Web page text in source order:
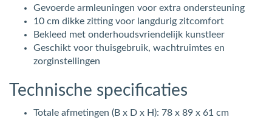
Gevoerde armleuningen voor extra ondersteuning
10 cm dikke zitting voor langdurig zitcomfort
Bekleed met onderhoudsvriendelijk kunstleer
Geschikt voor thuisgebruik, wachtruimtes en
zorginstellingen
Technische specificaties
Totale afmetingen (B x D x H): 78 x 89 x 61 cm